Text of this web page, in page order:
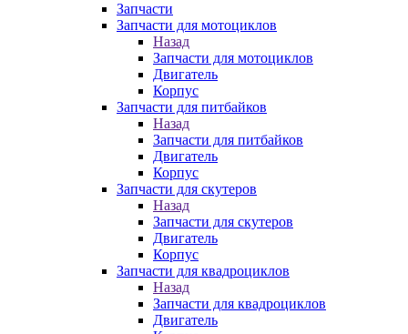
Запчасти
Запчасти для мотоциклов
Назад
Запчасти для мотоциклов
Двигатель
Корпус
Запчасти для питбайков
Назад
Запчасти для питбайков
Двигатель
Корпус
Запчасти для скутеров
Назад
Запчасти для скутеров
Двигатель
Корпус
Запчасти для квадроциклов
Назад
Запчасти для квадроциклов
Двигатель